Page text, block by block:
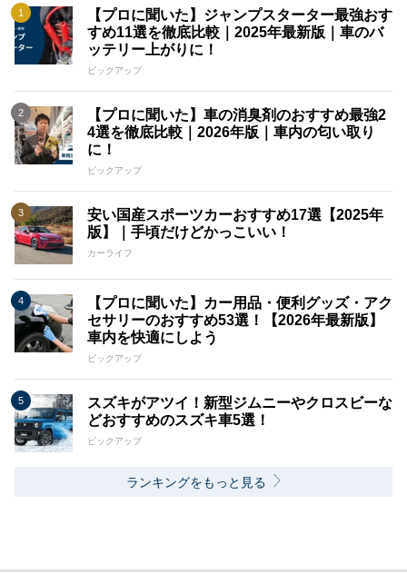
【プロに聞いた】ジャンプスターター最強おす
すめ11選を徹底比較｜2025年最新版｜車のバ
ッテリー上がりに！
ピックアップ
【プロに聞いた】車の消臭剤のおすすめ最強2
4選を徹底比較｜2026年版｜車内の匂い取り
に！
ピックアップ
安い国産スポーツカーおすすめ17選【2025年
版】｜手頃だけどかっこいい！
カーライフ
【プロに聞いた】カー用品・便利グッズ・アク
セサリーのおすすめ53選！【2026年最新版】
車内を快適にしよう
ピックアップ
スズキがアツイ！新型ジムニーやクロスビーな
どおすすめのスズキ車5選！
ピックアップ
ランキングをもっと見る